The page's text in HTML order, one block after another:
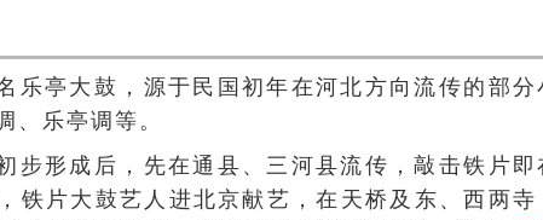
乐亭大鼓，源于民国初年在河北方向流传的部分
、 乐亭调等。
步形成后，先在通县、三河县流传，敲击铁片即
铁片大鼓艺人进北京献艺，在天桥及东、西两寺